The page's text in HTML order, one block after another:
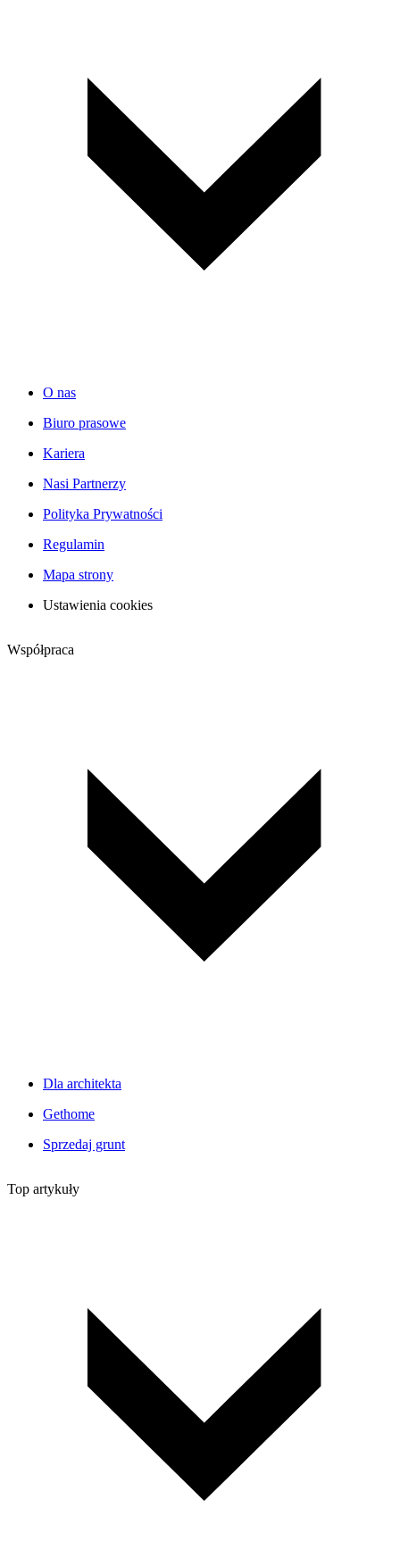
O nas
Biuro prasowe
Kariera
Nasi Partnerzy
Polityka Prywatności
Regulamin
Mapa strony
Ustawienia cookies
Współpraca
Dla architekta
Gethome
Sprzedaj grunt
Top artykuły